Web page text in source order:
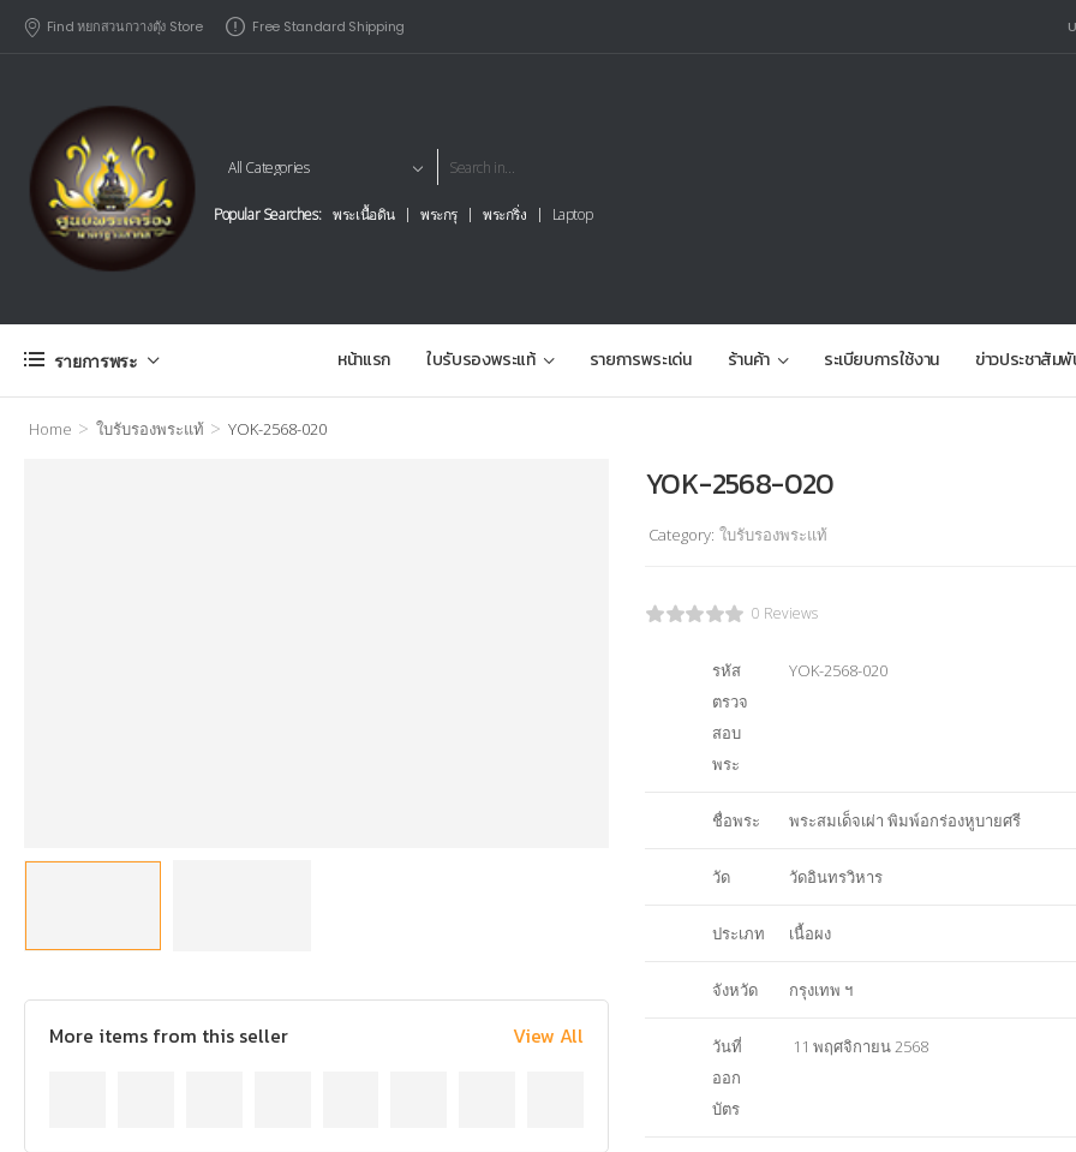
Find หยกสวนกวางตุัง Store Free Standard Shipping
Popular Searches: พระเนื้อดิน พระกรุ พระกริ่ง Laptop
รายการพระ หน้าแรก ใบรับรองพระแท้ รายการพระเด่น ร้านค้า ระเบียบการใช้งาน ข่าวประชาสัม
Home > ใบรับรองพระแท้ > YOK-2568-020
More items from this seller View All
YOK-2568-020
Category: ใบรับรองพระแท้
0 Reviews
รหัส
ตรวจ
สอบ
พระ
YOK-2568-020
ชื่อพระ พระสมเด็จเผ่า พิมพ์อกร่องหูบายศรี
วัด วัดอินทรวิหาร
ประเภท เนื้อผง
จังหวัด กรุงเทพ ฯ
วันที่
ออก
บัตร
11 พฤศจิกายน 2568